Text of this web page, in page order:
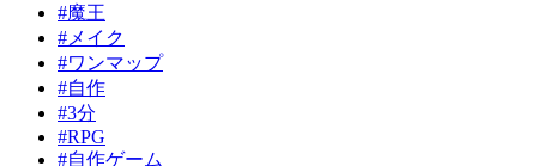
#魔王
#メイク
#ワンマップ
#自作
#3分
#RPG
#自作ゲーム